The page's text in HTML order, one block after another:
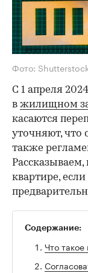
Фото:
С 1 апреля
в жилищном
касаются
уточняют, что
также
Рассказываем,
квартире,
Содержание:
Что такое